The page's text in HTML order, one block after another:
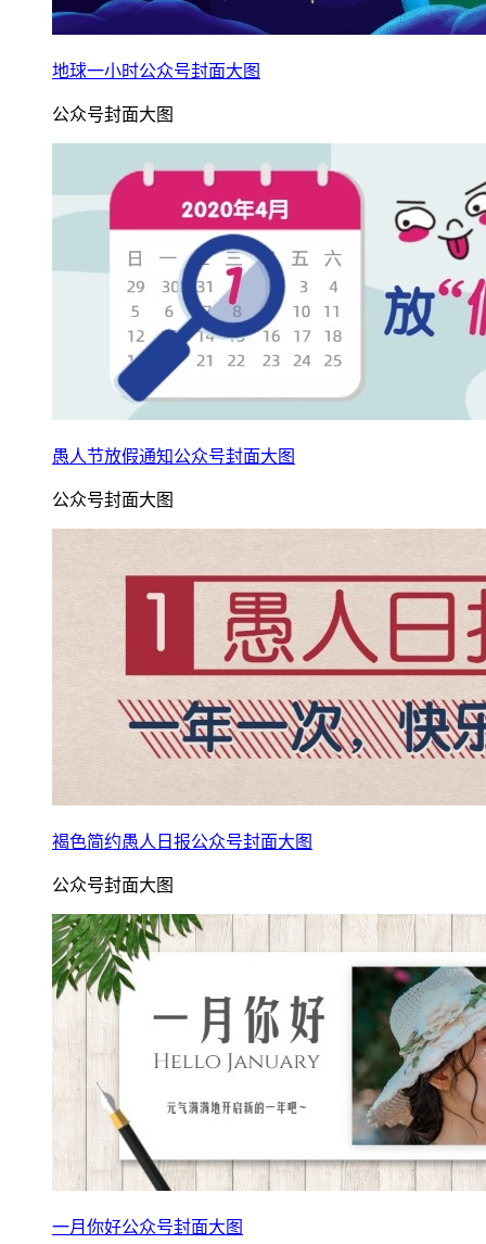
地球一小时公众号封面大图
公众号封面大图
愚人节放假通知公众号封面大图
公众号封面大图
褐色简约愚人日报公众号封面大图
公众号封面大图
一月你好公众号封面大图